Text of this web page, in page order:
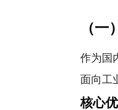
（一
作为国
面向工
核心